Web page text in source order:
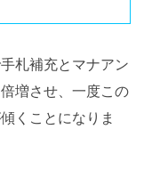
札補充とマナアン
増させ、一度この
くことになりま